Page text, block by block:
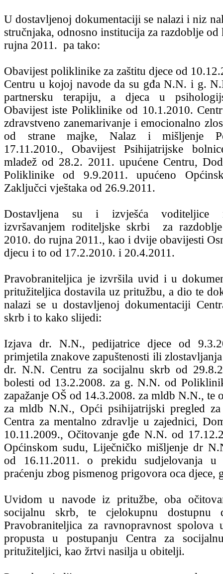
U dostavljenoj dokumentaciji se nalazi i niz
stručnjaka, odnosno institucija za razdoblje
rujna 2011. pa tako:
Obavijest poliklinike za zaštitu djece od
Centru u kojoj navode da su gđa N.N. i g.
partnersku terapiju, a djeca u
Obavijest iste Poliklinike od 10.1.2010.
zdravstveno zanemarivanje i emocionalno
od strane majke, Nalaz i mišljenje
17.11.2010., Obavijest Psihijatrijske
mladež od 28.2. 2011. upućene Centru,
Poliklinike od 9.9.2011. upućeno
Zaključci vještaka od 26.9.2011.
Dostavljena su i izvješća voditeljice
izvršavanjem roditeljske skrbi za
2010. do rujna 2011., kao i dvije obavijesti
djecu i to od 17.2.2010. i 20.4.2011.
Pravobraniteljica je izvršila uvid i u
pritužiteljica dostavila uz pritužbu, a dio te
nalazi se u dostavljenoj dokumentaciji
skrb i to kako slijedi:
Izjava dr. N.N., pedijatrice djece od
primjetila znakove zapuštenosti ili
dr. N.N. Centru za socijalnu skrb od
bolesti od 13.2.2008. za g. N.N. od
zapažanje OŠ od 14.3.2008. za mldb N.N., te
za mldb N.N., Opći psihijatrijski pregled
Centra za mentalno zdravlje u zajednici,
10.11.2009., Očitovanje gđe N.N. od
Općinskom sudu, Liječničko mišljenje dr
od 16.11.2011. o prekidu sudjelovanja u
praćenju zbog pismenog prigovora oca djece,
Uvidom u navode iz pritužbe, oba
socijalnu skrb, te cjelokupnu dostupnu
Pravobraniteljica za ravnopravnost
propusta u postupanju Centra za
pritužiteljici, kao žrtvi nasilja u obitelji.